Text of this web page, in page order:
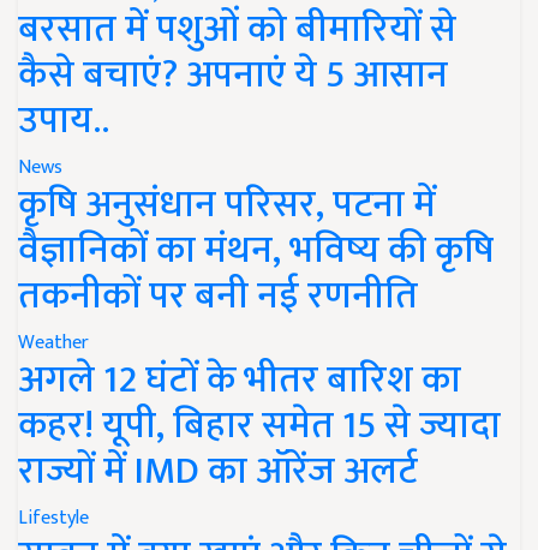
बरसात में पशुओं को बीमारियों से
कैसे बचाएं? अपनाएं ये 5 आसान
उपाय..
News
कृषि अनुसंधान परिसर, पटना में
वैज्ञानिकों का मंथन, भविष्य की कृषि
तकनीकों पर बनी नई रणनीति
Weather
अगले 12 घंटों के भीतर बारिश का
कहर! यूपी, बिहार समेत 15 से ज्यादा
राज्यों में IMD का ऑरेंज अलर्ट
Lifestyle